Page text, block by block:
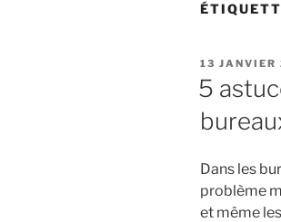
POSTED
ON
13 JANVIER
5
Dans les
problème
et même